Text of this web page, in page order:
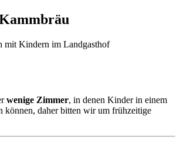
wenige Zimmer, in denen Kinder in einem
können, daher bitten wir um frühzeitige